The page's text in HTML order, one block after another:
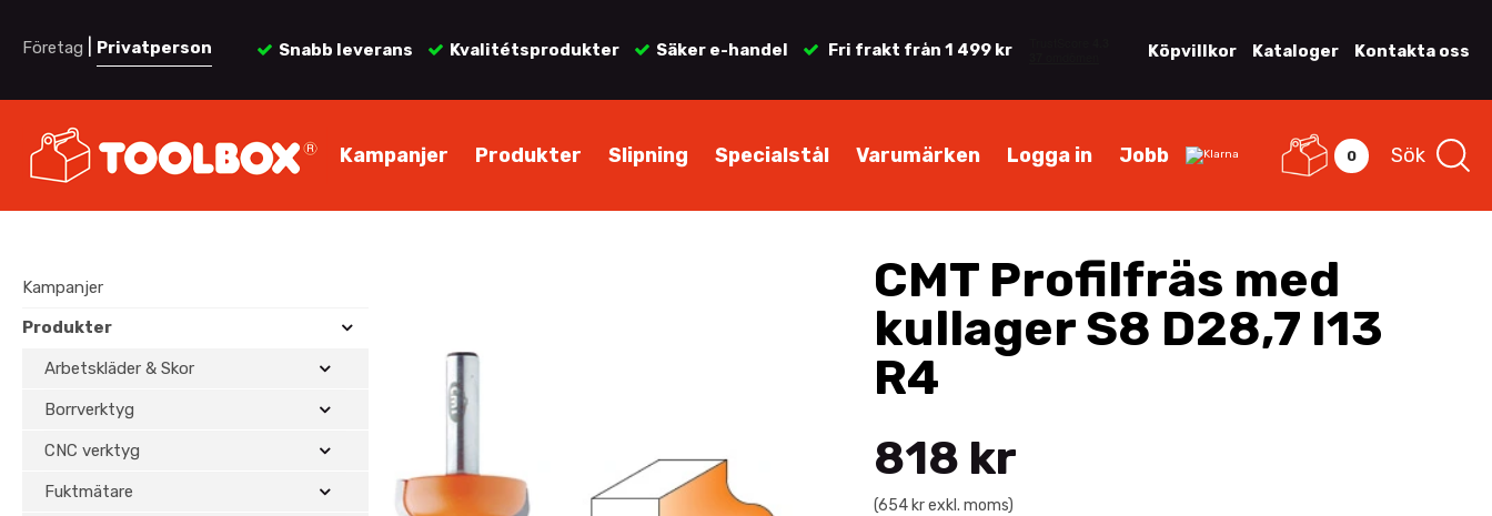
Företag Privatperson Snabb leverans Kvalitétsprodukter Säker e-handel Fri frakt från 1 499 kr Köpvillkor Kataloger Kontakta oss
Kampanjer Produkter Slipning Specialstål Varumärken Logga in Jobb 0 Sök
Kampanjer
Produkter
Arbetskläder & Skor
Borrverktyg
CNC verktyg
Fuktmätare
CMT Profilfräs med
kullager S8 D28,7 I13
R4
818 kr
(654 kr exkl. moms)